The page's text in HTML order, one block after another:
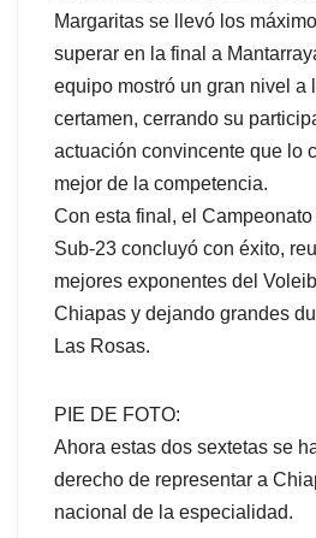
Margaritas se llevó los
superar en la final a
equipo mostró un gran nivel a
certamen, cerrando su
actuación convincente que lo
mejor de la competencia.
Con esta final, el
Sub-23 concluyó con éxito,
mejores exponentes del
Chiapas y dejando grandes
Las Rosas.
PIE DE FOTO:
Ahora estas dos sextetas se
derecho de representar a
nacional de la especialidad.